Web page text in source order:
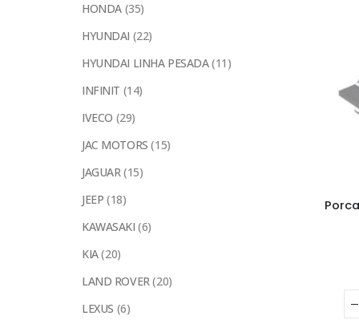
HONDA (35)
HYUNDAI (22)
HYUNDAI LINHA PESADA(11)
INFINIT (14)
IVECO (29)
JAC MOTORS (15)
JAGUAR(15)
JEEP (18)
KAWASAKI (6)
KIA(20)
LAND ROVER(20)
LEXUS (6)